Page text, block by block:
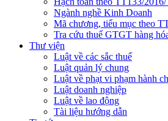
Ngành nghề Kinh Doanh
Mã chương, tiểu mục theo
Tra cứu thuế GTGT hàng
Thư viện
Luật về các sắc thuế
Luật quản lý chung
Luật về phạt vi phạm hành
Luật doanh nghiệp
Luật về lao động
Tài liệu hướng dẫn